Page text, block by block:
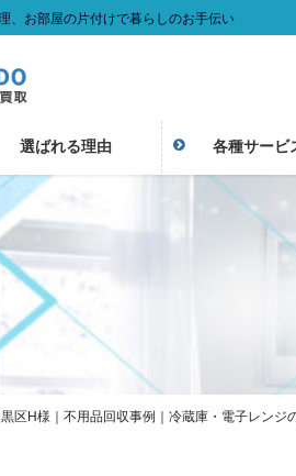
、お部屋の片付けで暮らしのお手伝い
選ばれる理由 各種サービ
黒区H様｜不用品回収事例｜冷蔵庫・電子レンジ